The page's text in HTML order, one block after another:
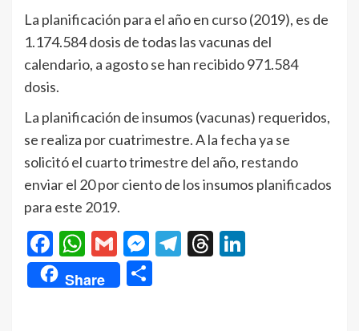
La planificación para el año en curso (2019), es de
1.174.584 dosis de todas las vacunas del
calendario, a agosto se han recibido 971.584
dosis.
La planificación de insumos (vacunas) requeridos,
se realiza por cuatrimestre. A la fecha ya se
solicitó el cuarto trimestre del año, restando
enviar el 20 por ciento de los insumos planificados
para este 2019.
Facebook
WhatsApp
GmailMessenger
Telegram
Threads
Share